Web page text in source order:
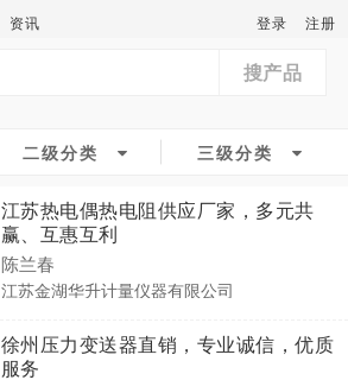
资讯 登录 注册
搜产品
二级分类 三级分类
江苏热电偶热电阻供应厂家，多元共
赢、互惠互利
陈兰春
江苏金湖华升计量仪器有限公司
徐州压力变送器直销，专业诚信，优质
服务